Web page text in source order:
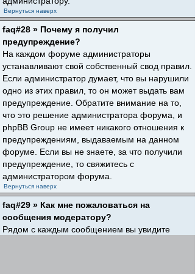
Вернуться наверх
faq#28 » Почему я получил
предупреждение?
На каждом форуме администраторы
устанавливают свой собственный свод правил.
Если администратор думает, что вы нарушили
одно из этих правил, то он может выдать вам
предупреждение. Обратите внимание на то,
что это решение администратора форума, и
phpBB Group не имеет никакого отношения к
предупреждениям, выдаваемым на данном
форуме. Если вы не знаете, за что получили
предупреждение, то свяжитесь с
администратором форума.
Вернуться наверх
faq#29 » Как мне пожаловаться на
сообщения модератору?
Рядом с каждым сообщением вы увидите